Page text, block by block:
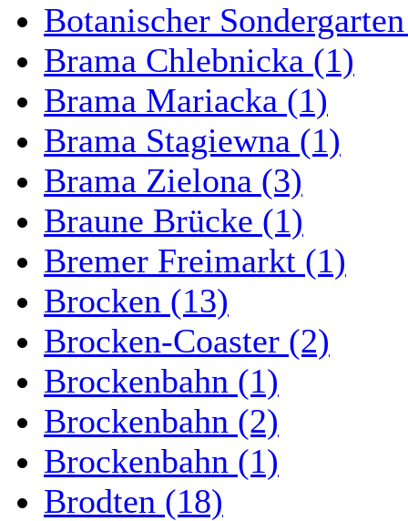
Botanischer
Brama Chlebnicka (1)
Brama Mariacka (1)
Brama Stagiewna (1)
Brama Zielona (3)
Braune Brücke (1)
Bremer Freimarkt (1)
Brocken (13)
Brocken-Coaster (2)
Brockenbahn (1)
Brockenbahn (2)
Brockenbahn (1)
Brodten (18)